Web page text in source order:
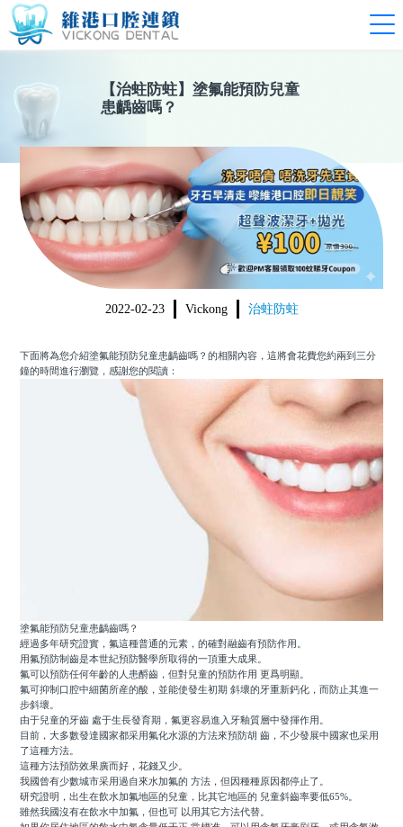
【治蛀防蛀】 塗氟能預防兒童
患齲齒嗎？
2022-02-23 Vickong 治蛀防蛀
下面將為您介紹塗氟能預防兒童患齲齒嗎？的相關內容，這將會花費您約兩到三分
鐘的時間進行瀏覽，感謝您的閱讀：
塗氟能預防兒童患齲齒嗎？
經過多年研究證實，氟這種普通的元素，的確對融齒有預防作用。
用氟預防制齒是本世紀預防醫學所取得的一頂重大成果。
氟可以預防任何年齡的人患酹齒，但對兒童的預防作用 更爲明顯。
氟可抑制口腔中細菌所産的酸，並能使發生初期 斜壞的牙重新鈣化，而防止其進一
步斜壞。
由于兒童的牙齒 處于生長發育期，氟更容易進入牙釉質層中發揮作用。
目前，大多數發達國家都采用氟化水源的方法來預防胡 齒，不少發展中國家也采用
了這種方法。
這種方法預防效果廣而好，花錢又少。
我國曾有少數城市采用過自來水加氟的 方法，但因種種原因都停止了。
研究證明，出生在飲水加氟地區的兒童，比其它地區的 兒童斜齒率要低65%。
雖然我國沒有在飲水中加氟，但也可 以用其它方法代替。